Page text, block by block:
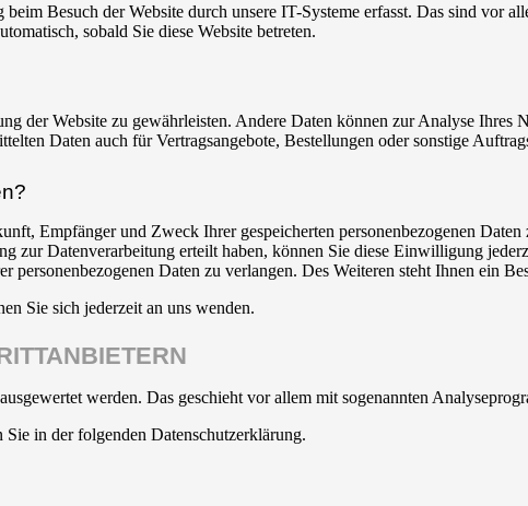
Besuch der Website durch unsere IT-Systeme erfasst. Das sind vor
sobald Sie diese Website betreten.
der Website zu gewährleisten. Andere Daten können zur Analyse Ihres
Daten auch für Vertragsangebote, Bestellungen oder sonstige
Empfänger und Zweck Ihrer gespeicherten personenbezogenen
zur Datenverarbeitung erteilt haben, können Sie diese Einwilligung
personenbezogenen Daten zu verlangen. Des Weiteren steht Ihnen ein
Sie sich jederzeit an uns wenden.
werden. Das geschieht vor allem mit sogenannten
in der folgenden Datenschutzerklärung.